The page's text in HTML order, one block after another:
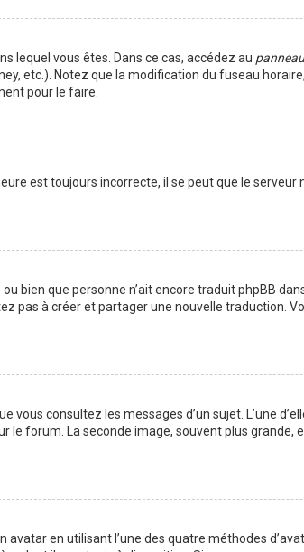
lequel vous êtes. Dans ce cas, accédez au
etc.). Notez que la modification du fuseau
pour le faire.
est toujours incorrecte, il se peut que le serveur
bien que personne n’ait encore traduit phpBB
pas à créer et partager une nouvelle traduction.
vous consultez les messages d’un sujet. L’une
forum. La seconde image, souvent plus grande,
avatar en utilisant l’une des quatre méthodes